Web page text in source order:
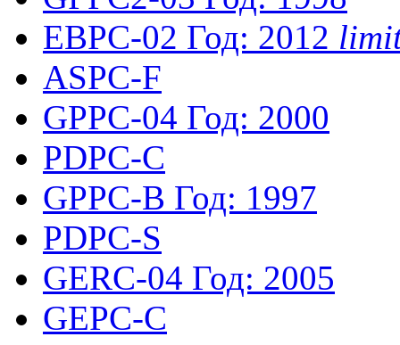
EBPC-02 Год: 2012
ASPC-F
GPPC-04 Год: 2000
PDPC-C
GPPC-B Год: 1997
PDPC-S
GERC-04 Год: 2005
GEPC-C